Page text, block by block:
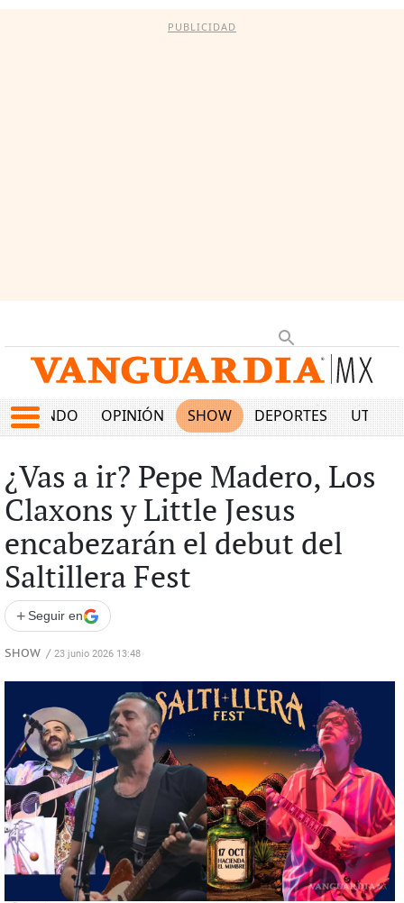
PUBLICIDAD
MUNDO OPINIÓN SHOW DEPORTES
¿Vas a ir? Pepe Madero, Los
Claxons y Little Jesus
encabezarán el debut del
Saltillera Fest
+ Seguir en
SHOW / 23 junio 2026 13:48